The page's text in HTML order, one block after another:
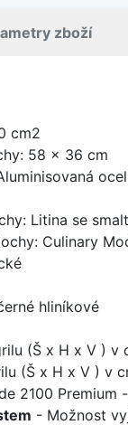
zboží
cm2
58 x 36 cm
Litina se
Culinary
hliníkové
(Š x H x V )
(Š x H x V ) v
2100
- Možnost